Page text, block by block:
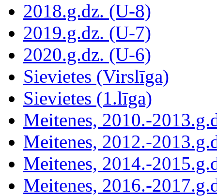
2018.g.dz. (U-8)
2019.g.dz. (U-7)
2020.g.dz. (U-6)
Sievietes (Virslīga)
Sievietes (1.līga)
Meitenes, 2010.-
Meitenes, 2012.-
Meitenes, 2014.-
Meitenes, 2016.-